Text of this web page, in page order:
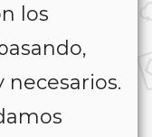
los